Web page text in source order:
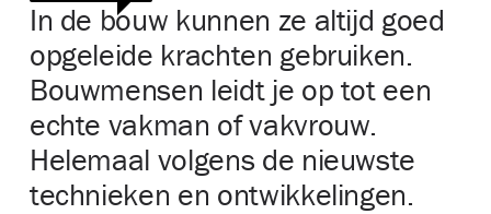
In de bouw kunnen ze altijd goed
opgeleide krachten gebruiken.
Bouwmensen leidt je op tot een
echte vakman of vakvrouw.
Helemaal volgens de nieuwste
technieken en ontwikkelingen.